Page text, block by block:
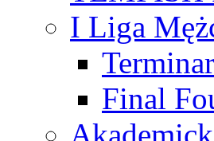
I Liga
Final